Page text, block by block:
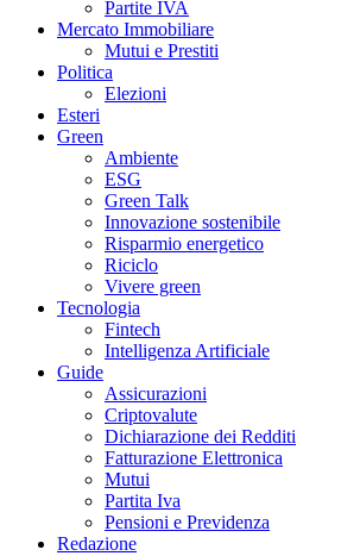
Partite IVA
Mercato Immobiliare
Mutui e Prestiti
Politica
Elezioni
Esteri
Green
Ambiente
ESG
Green Talk
Innovazione sostenibile
Risparmio energetico
Riciclo
Vivere green
Tecnologia
Fintech
Intelligenza Artificiale
Guide
Assicurazioni
Criptovalute
Dichiarazione dei Redditi
Fatturazione Elettronica
Mutui
Partita Iva
Pensioni e Previdenza
Redazione